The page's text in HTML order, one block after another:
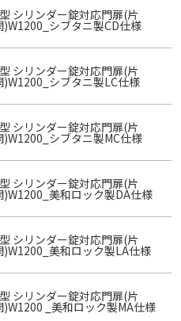
シリンダー錠対応門扉(片
)W1200_シブタニ製CD仕様
シリンダー錠対応門扉(片
)W1200_シブタニ製LC仕様
シリンダー錠対応門扉(片
)W1200_シブタニ製MC仕様
シリンダー錠対応門扉(片
)W1200_美和ロック製DA仕様
シリンダー錠対応門扉(片
)W1200_美和ロック製LA仕様
シリンダー錠対応門扉(片
)W1200 _美和ロック製MA仕様